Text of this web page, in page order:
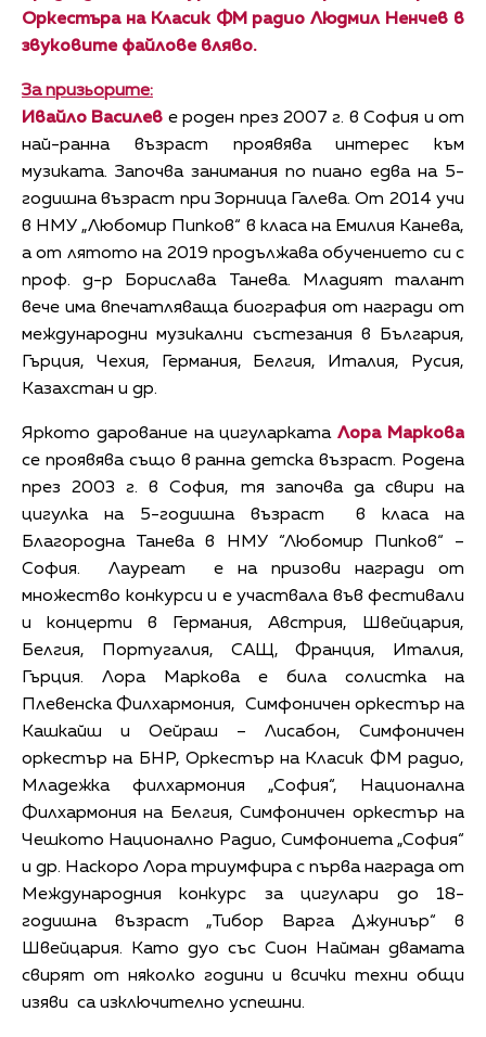
Оркестъра на Класик ФМ радио Людмил Ненчев в
звуковите файлове вляво.
За призьорите:
Ивайло Василев е роден през 2007 г. в София и от
най-ранна възраст проявява интерес към
музиката. Започва занимания по пиано едва на 5-
годишна възраст при Зорница Галева. От 2014 учи
в НМУ „Любомир Пипков“ в класа на Емилия Канева,
а от лятото на 2019 продължава обучението си с
проф. д-р Борислава Танева. Младият талант
вече има впечатляваща биография от награди от
международни музикални състезания в България,
Гърция, Чехия, Германия, Белгия, Италия, Русия,
Казахстан и др.
Яркото дарование на цигуларкатаЛора Маркова
се проявява също в ранна детска възраст. Родена
през 2003 г. в София, тя започва да свири на
цигулка на 5-годишна възраст в класа на
Благородна Танева в НМУ “Любомир Пипков“ –
София. Лауреат е на призови награди от
множество конкурси и е участвала във фестивали
и концерти в Германия, Австрия, Швейцария,
Белгия, Португалия, САЩ, Франция, Италия,
Гърция. Лора Маркова е била солистка на
Плевенска Филхармония, Симфоничен оркестър на
Кашкайш и Оейраш – Лисабон, Симфоничен
оркестър на БНР, Оркестър на Класик ФМ радио,
Младежка филхармония „София“, Национална
Филхармония на Белгия, Симфоничен оркестър на
Чешкото Национално Радио, Симфониета „София“
и др. Наскоро Лора триумфира с първа награда от
Международния конкурс за цигулари до 18-
годишна възраст „Тибор Варга Джуниър“ в
Швейцария. Като дуо със Сион Найман двамата
свирят от няколко години и всички техни общи
изяви са изключително успешни.